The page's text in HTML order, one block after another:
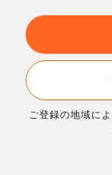
ご登録の地域に